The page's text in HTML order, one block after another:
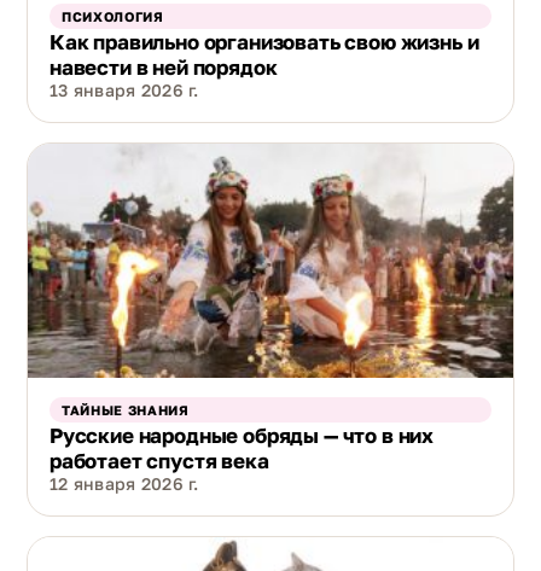
ПСИХОЛОГИЯ
Как правильно организовать свою жизнь и
навести в ней порядок
13 января 2026 г.
ТАЙНЫЕ ЗНАНИЯ
Русские народные обряды — что в них
работает спустя века
12 января 2026 г.